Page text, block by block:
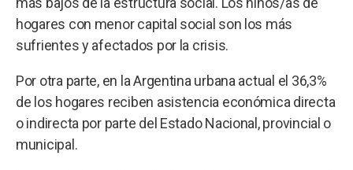
hogares con menor capital social son los más
sufrientes y afectados por la crisis.
Por otra parte, en la Argentina urbana actual el 36,3%
de los hogares reciben asistencia económica directa
o indirecta por parte del Estado Nacional, provincial o
municipal.